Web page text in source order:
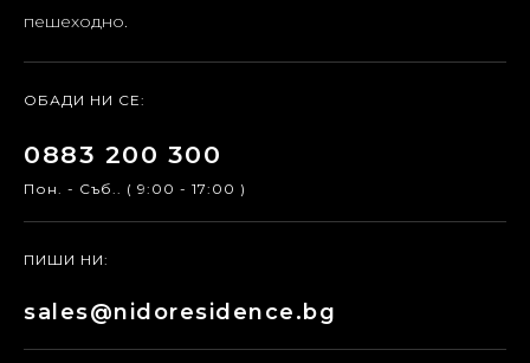
пешеходно.
ОБАДИ НИ СЕ:
0883 200 300
Пон. - Съб.. ( 9:00 - 17:00 )
ПИШИ НИ:
sales@nidoresidence.bg